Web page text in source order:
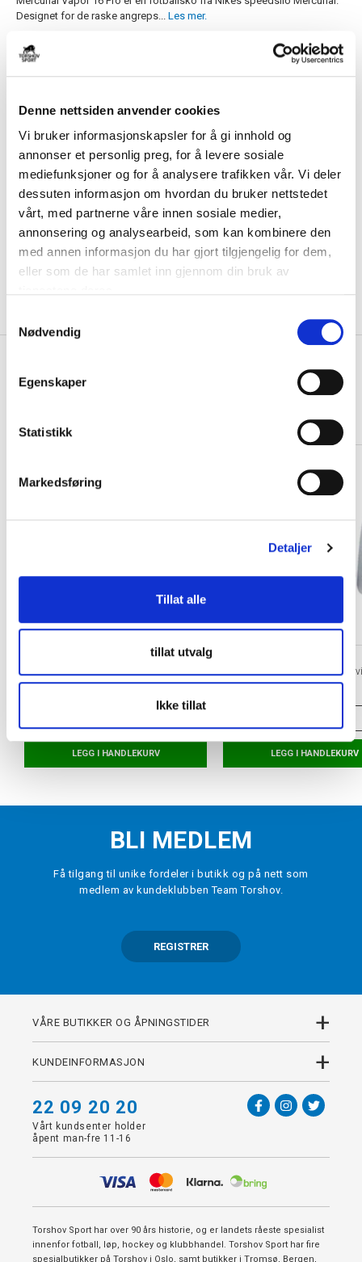
Denne nettsiden anvender cookies
Vi bruker informasjonskapsler for å gi innhold og
annonser et personlig preg, for å levere sosiale
mediefunksjoner og for å analysere trafikken vår. Vi deler
dessuten informasjon om hvordan du bruker nettstedet
vårt, med partnerne våre innen sosiale medier,
annonsering og analysearbeid, som kan kombinere den
med annen informasjon du har gjort tilgjengelig for dem,
eller som de har samlet inn gjennom din bruk av
a
Nødvendig
Egenskaper
Statistikk
Markedsføring
Detaljer
Tillat alle
tillat utvalg
Ikke tillat
Designet for de raske angreps... Les mer.
Størrelsesguide
Størrelse
Navn
Motiv
LEGG I HANDLEKURV KLIKK & HENT
Velg Størrelse
Valgt alternativ ikke på lager
Gratis frakt på bestillinger over 1300,-.
DETALJER +
ORTHO MOVEMENT
Football Insole Fotballsåle
kr 399
LEGG I HANDLEKURV
Mercurial Lite Leggskinn
kr 379
LEGG I HANDLEKURV
BLI MEDLEM
Få tilgang til unike fordeler i butikk og på nett som
medlem av kundeklubben Team Torshov.
REGISTRER
VÅRE BUTIKKER OG ÅPNINGSTIDER +
KUNDEINFORMASJON +
22 09 20 20
Vårt kundsenter holder
åpent man-fre 11-16
Torshov Sport har over 90 års historie, og er landets råeste spesialist
innenfor fotball, løp, hockey og klubbhandel. Torshov Sport har fire
spesialbutikker på Torshov i Oslo, samt butikker i Tromsø, Bergen,